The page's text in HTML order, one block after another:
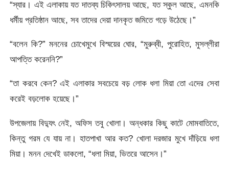
“স্যার। এই এলাকায় যত দাতব্য চিকিৎসালয় আছে, যত স্কুল আছে, এমনকি
ধর্মীয় প্রতিষ্ঠান আছে, সব তাদের দেয়া দানকৃত জমিতে গড়ে উঠেছে।”
“বলেন কি?” মননের চোখেমুখে বিস্ময়ের ঘোর, “মুরুব্বী, পুরোহিত, মুসল্লীরা
আপত্তি করেননি?”
“তা করবে কেন? এই এলাকার সবচেয়ে বড় লোক ধলা মিয়া তো এদের সেবা
করেই বড়লোক হয়েছে।”
উপজেলায় বিদ্যুৎ নেই, অফিস তবু খোলা। অন্ধকার কিছু কাটে মোমবাতিতে,
কিন্তু গরম যে যায় না। হাতপাখা আর কত? খোলা দরজার মুখে দাঁড়িয়ে ধলা
মিয়া। মনন দেখেই ডাকলো, “ধলা মিয়া, ভিতরে আসেন।”